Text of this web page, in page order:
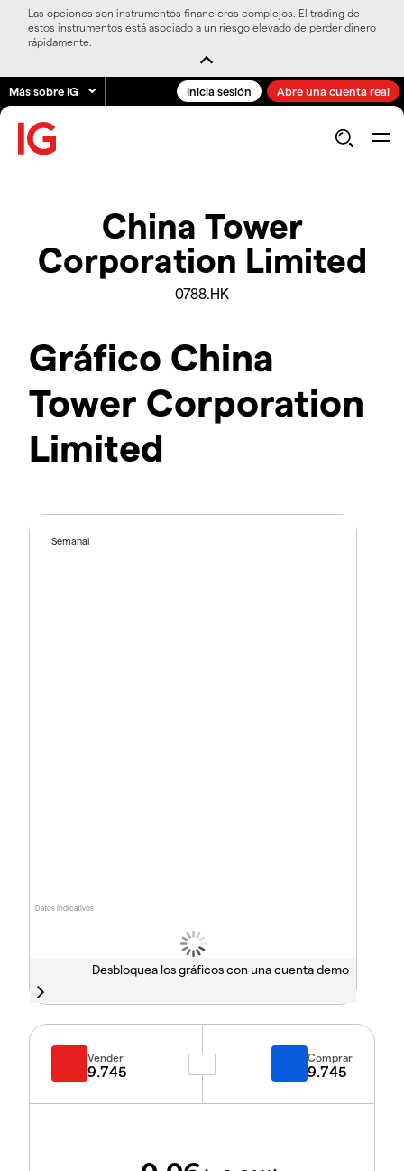
Las opciones son instrumentos financieros complejos. El trading de
estos instrumentos está asociado a un riesgo elevado de perder dinero
rápidamente.
Más sobre IG Inicia sesión Abre una cuenta real
China Tower
Corporation Limited
0788.HK
Gráfico China
Tower Corporation
Limited
Datos indicativos
Semanal
Desbloquea los gráficos con una cuenta demo -
Vender
9.745
Comprar
9.745